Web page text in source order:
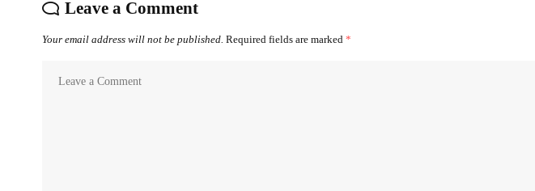
Leave a Comment
Your email address will not be published. Required fields are marked *